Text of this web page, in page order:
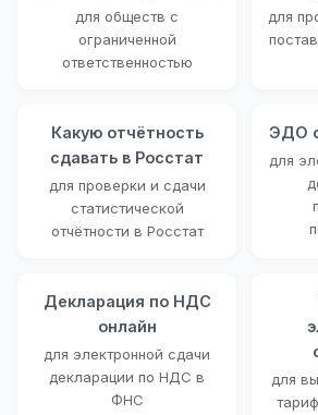
для обществ с
ограниченной
ответственностью
для
Какую отчётность
сдавать в Росстат
для проверки и сдачи
статистической
отчётности в Росстат
ЭДО
для
Декларация по НДС
онлайн
для электронной сдачи
декларации по НДС в
ФНС
для